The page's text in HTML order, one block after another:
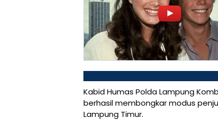
Kabid Humas Polda Lampung
berhasil membongkar modus
Lampung Timur.